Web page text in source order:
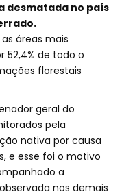
desmatada no país
áreas mais
52,4% de todo o
florestais
geral do
pela
nativa por causa
e esse foi o motivo
a
nos demais